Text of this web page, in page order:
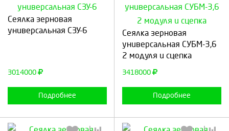
Сеялка зерновая
универсальная СЗУ-6
3014000
Подробнее
Выберите количество:
Продолжить
Сеялка зерновая
универсальная СУБМ-3,6
2 модуля и сцепка
3418000
Подробнее
Выберите количество:
Продолжить